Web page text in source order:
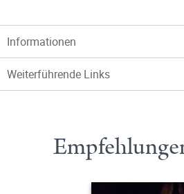
Informationen
Weiterführende Links